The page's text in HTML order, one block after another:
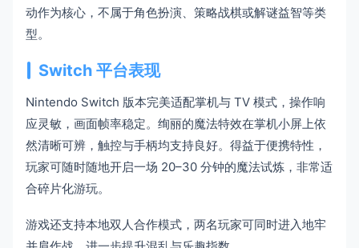
动作为核心，不属于角色扮演、策略战棋或解谜益智等类
型。
Switch 平台表现
Nintendo Switch 版本完美适配掌机与 TV 模式，操作响
应灵敏，画面帧率稳定。绚丽的魔法特效在掌机小屏上依
然清晰可辨，触控与手柄均支持良好。得益于便携特性，
玩家可随时随地开启一场 20–30 分钟的魔法试炼，非常适
合碎片化游玩。
游戏还支持本地双人合作模式，两名玩家可同时进入地牢